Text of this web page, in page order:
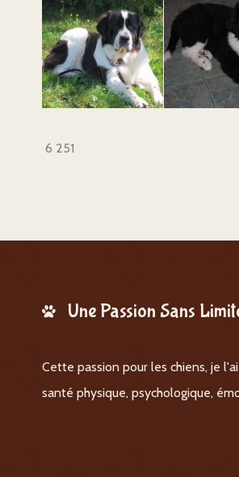
6 251
Une Passion Sans
Cette passion pour les chiens, je
santé physique, psychologique,